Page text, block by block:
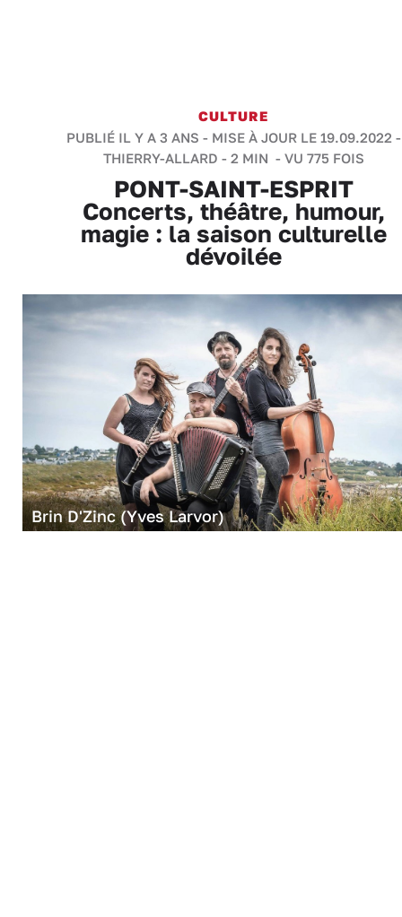
CULTURE
PUBLIÉ IL Y A 3 ANS - MISE À JOUR LE 19.09.2022 -
THIERRY-ALLARD - 2 MIN - VU 775 FOIS
PONT-SAINT-ESPRIT
Concerts, théâtre, humour,
magie : la saison culturelle
dévoilée
Brin D'Zinc (Yves Larvor)